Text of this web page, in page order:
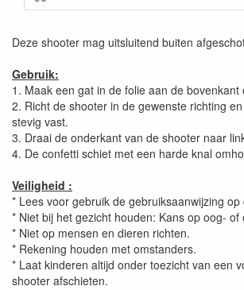
Deze shooter mag uitsluitend buiten
Gebruik:
1. Maak een gat in de folie aan de bovenkant
2. Richt de shooter in de gewenste richting
stevig vast.
3. Draai de onderkant van de shooter naar
4. De confetti schiet met een harde knal
Veiligheid :
* Lees voor gebruik de gebruiksaanwijzing op
* Niet bij het gezicht houden: Kans op oog- of
* Niet op mensen en dieren richten.
* Rekening houden met omstanders.
* Laat kinderen altijd onder toezicht van een
shooter afschieten.